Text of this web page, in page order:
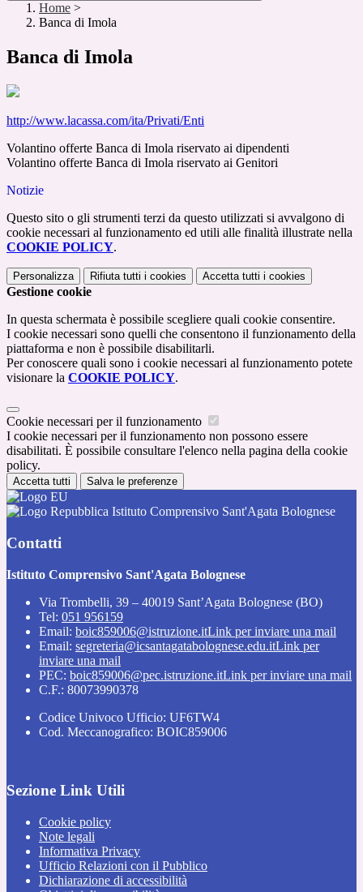
Home >
Banca di Imola
Banca di Imola
http://www.lacassa.com/ita/Privati/Enti
Volantino offerte Banca di Imola riservato ai dipendenti
Volantino offerte Banca di Imola riservato ai Genitori
Notizie
Questo sito o gli strumenti terzi da questo utilizzati si avvalgono di
cookie necessari al funzionamento ed utili alle finalità illustrate nella
COOKIE POLICY.
Personalizza Rifiuta tutti i cookies Accetta tutti i cookies
Gestione cookie
In questa schermata è possibile scegliere quali cookie consentire.
I cookie necessari sono quelli che consentono il funzionamento della
piattaforma e non è possibile disabilitarli.
Per conoscere quali sono i cookie necessari al funzionamento potete
visionare la COOKIE POLICY.
Cookie necessari per il funzionamento
I cookie necessari per il funzionamento non possono essere
disabilitati. È possibile consultare l'elenco nella pagina della cookie
policy.
Accetta tutti Salva le preferenze
Istituto Comprensivo Sant'Agata Bolognese
Contatti
Istituto Comprensivo Sant'Agata Bolognese
Via Trombelli, 39 – 40019 Sant’Agata Bolognese (BO)
Tel: 051 956159
Email: boic859006@istruzione.itLink per inviare una mail
Email: segreteria@icsantagatabolognese.edu.itLink per
inviare una mail
PEC: boic859006@pec.istruzione.itLink per inviare una mail
C.F.: 80073990378
Codice Univoco Ufficio: UF6TW4
Cod. Meccanografico: BOIC859006
Sezione Link Utili
Cookie policy
Note legali
Informativa Privacy
Ufficio Relazioni con il Pubblico
Dichiarazione di accessibilità